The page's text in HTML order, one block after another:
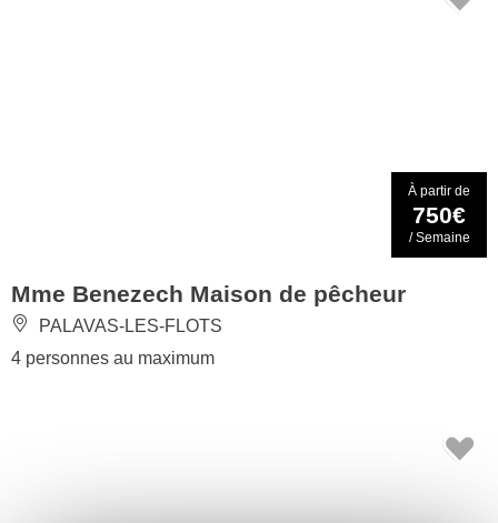
À partir de
750€
/ Semaine
Mme Benezech Maison de pêcheur
PALAVAS-LES-FLOTS
4 personnes au maximum